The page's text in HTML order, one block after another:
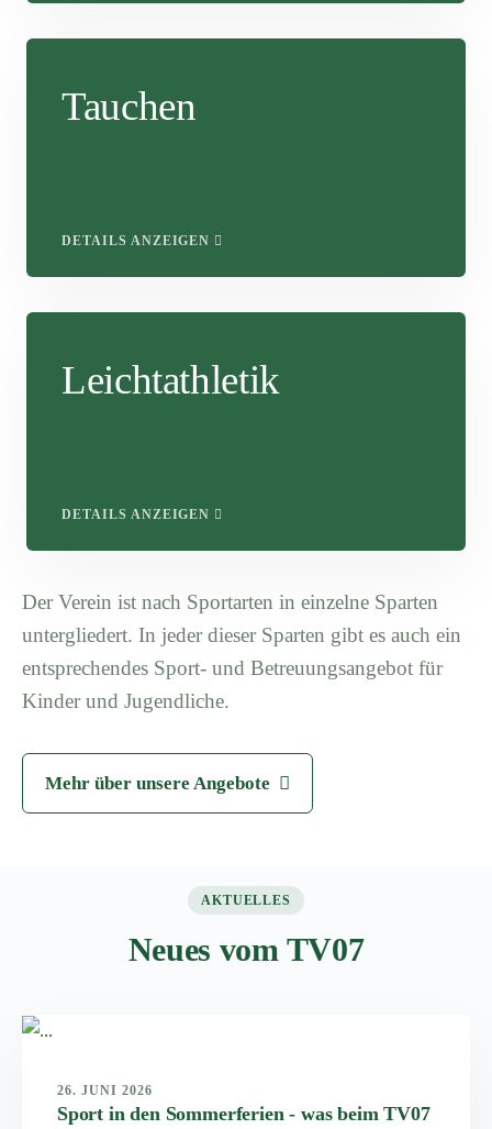
Tauchen
DETAILS ANZEIGEN
Leichtathletik
DETAILS ANZEIGEN
Der Verein ist nach Sportarten in einzelne Sparten
untergliedert. In jeder dieser Sparten gibt es auch ein
entsprechendes Sport- und Betreuungsangebot für
Kinder und Jugendliche.
Mehr über unsere Angebote
AKTUELLES
Neues vom TV07
26. JUNI 2026
Sport in den Sommerferien - was beim TV07